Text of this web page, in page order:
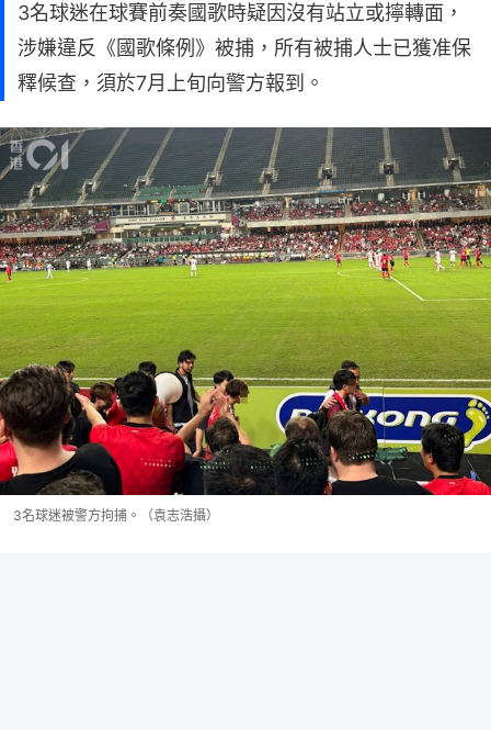
3名球迷在球賽前奏國歌時疑因沒有站立或擰轉面，
涉嫌違反《國歌條例》被捕，所有被捕人士已獲准保
釋候查，須於7月上旬向警方報到。
3名球迷被警方拘捕。（袁志浩攝）